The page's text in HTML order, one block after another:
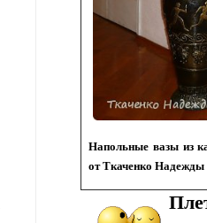
Напольные вазы из
от Ткаченко Надежды